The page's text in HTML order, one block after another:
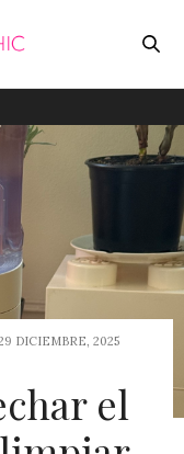
DICIEMBRE, 2025
el